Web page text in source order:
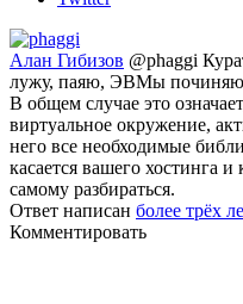
Алан Гибизов @phaggi
лужу, паяю, ЭВМы починяю
В общем случае это
виртуальное окружение,
него все необходимые
касается вашего хостинга
самому разбираться.
Ответ написан более трёх
Комментировать